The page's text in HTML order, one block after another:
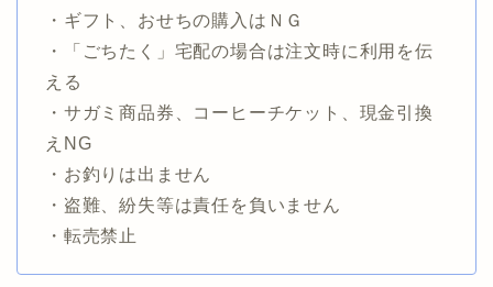
・ギフト、おせちの購入はＮＧ
・「ごちたく」宅配の場合は注文時に利用を伝
える
・サガミ商品券、コーヒーチケット、現金引換
えNG
・お釣りは出ません
・盗難、紛失等は責任を負いません
・転売禁止